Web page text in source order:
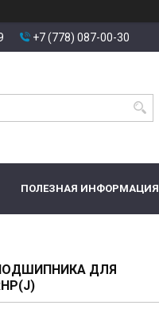
+7 (778) 087-00-30
ПОЛЕЗНАЯ ИНФОРМАЦИЯ
ДЛЯ